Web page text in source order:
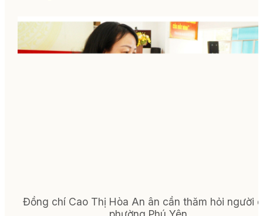
Đồng chí Cao Thị Hòa An ân cần thăm hỏi người